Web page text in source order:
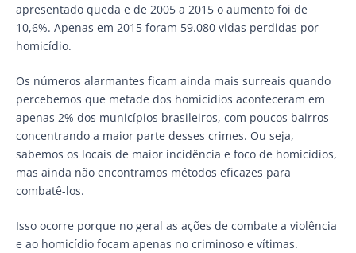
apresentado queda e de 2005 a 2015 o aumento foi de
10,6%. Apenas em 2015 foram 59.080 vidas perdidas por
homicídio.
Os números alarmantes ficam ainda mais surreais quando
percebemos que metade dos homicídios aconteceram em
apenas 2% dos municípios brasileiros, com poucos bairros
concentrando a maior parte desses crimes. Ou seja,
sabemos os locais de maior incidência e foco de homicídios,
mas ainda não encontramos métodos eficazes para
combatê-los.
Isso ocorre porque no geral as ações de combate a violência
e ao homicídio focam apenas no criminoso e vítimas.